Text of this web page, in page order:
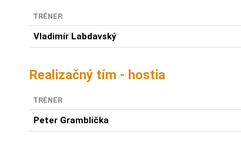
TRÉNER
Vladimír Labdavský
Realizačný tím - hostia
TRÉNER
Peter Gramblička